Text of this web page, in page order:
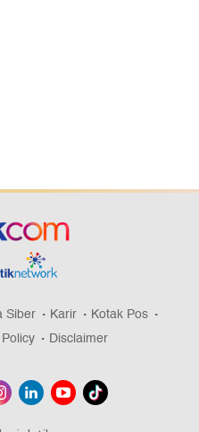
Siber Karir
Kotak Pos
Disclaimer